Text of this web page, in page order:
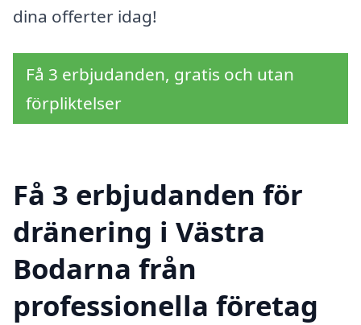
dina offerter idag!
Få 3 erbjudanden, gratis och utan
förpliktelser
Få 3 erbjudanden för
dränering i Västra
Bodarna från
professionella företag